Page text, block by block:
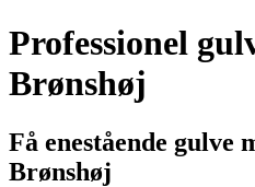
Professionel
Brønshøj
Få enestående gulve
Brønshøj